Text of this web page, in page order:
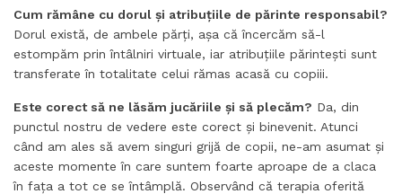
Cum rămâne cu dorul și atribuțiile de părinte responsabil?
Dorul există, de ambele părți, așa că încercăm să-l
estompăm prin întâlniri virtuale, iar atribuțiile părintești sunt
transferate în totalitate celui rămas acasă cu copiii.
Este corect să ne lăsăm jucăriile și să plecăm? Da, din
punctul nostru de vedere este corect și binevenit. Atunci
când am ales să avem singuri grijă de copii, ne-am asumat și
aceste momente în care suntem foarte aproape de a claca
în fața a tot ce se întâmplă. Observând că terapia oferită